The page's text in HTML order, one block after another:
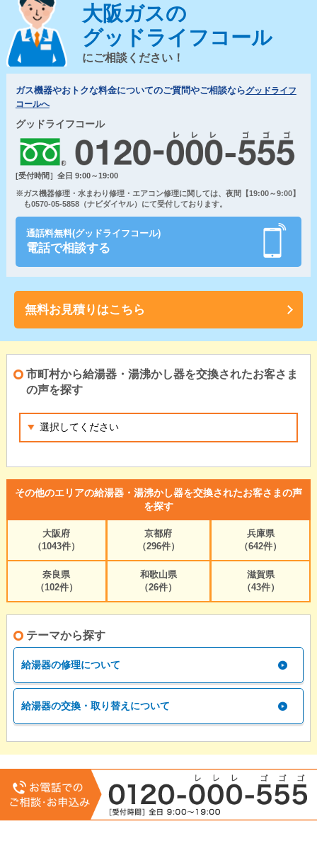
大阪ガスの
グッドライフコール
にご相談ください！
ガス機器やおトクな料金についてのご質問やご相談ならグッドライフ
コールへ
グッドライフコール
[受付時間］全日 9:00～19:00
※ガス機器修理・水まわり修理・エアコン修理に関しては、夜間【19:00～9:00】
も0570-05-5858（ナビダイヤル）にて受付しております。
通話料無料(グッドライフコール)
電話で相談する
無料お見積りはこちら
市町村から給湯器・湯沸かし器を交換されたお客さま
の声を探す
その他のエリアの給湯器・湯沸かし器を交換されたお客さまの声
を探す
大阪府
（1043件）
京都府
（296件）
兵庫県
（642件）
奈良県
（102件）
和歌山県
（26件）
滋賀県
（43件）
テーマから探す
給湯器の修理について
給湯器の交換・取り替えについて